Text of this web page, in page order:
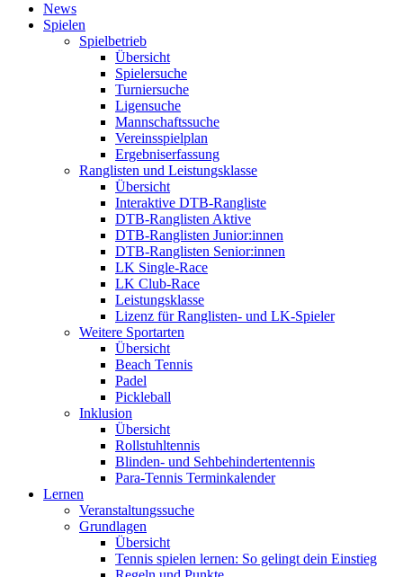
News
Spielen
Spielbetrieb
Übersicht
Spielersuche
Turniersuche
Ligensuche
Mannschaftssuche
Vereinsspielplan
Ergebniserfassung
Ranglisten und Leistungsklasse
Übersicht
Interaktive DTB-Rangliste
DTB-Ranglisten Aktive
DTB-Ranglisten Junior:innen
DTB-Ranglisten Senior:innen
LK Single-Race
LK Club-Race
Leistungsklasse
Lizenz für Ranglisten- und LK-Spieler
Weitere Sportarten
Übersicht
Beach Tennis
Padel
Pickleball
Inklusion
Übersicht
Rollstuhltennis
Blinden- und Sehbehindertentennis
Para-Tennis Terminkalender
Lernen
Veranstaltungssuche
Grundlagen
Übersicht
Tennis spielen lernen: So gelingt dein Einstieg